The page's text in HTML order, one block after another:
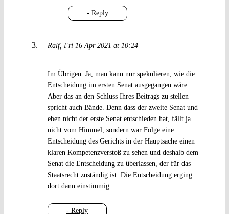
- Reply
Ralf Fri 16 Apr 2021 at 10:24
- Reply
Im Übrigen: Ja, man kann nur spekulieren, wie die
Entscheidung im ersten Senat ausgegangen wäre.
Aber das an den Schluss Ihres Beitrags zu stellen
spricht auch Bände. Denn dass der zweite Senat und
eben nicht der erste Senat entschieden hat, fällt ja
nicht vom Himmel, sondern war Folge eine
Entscheidung des Gerichts in der Hauptsache einen
klaren Kompetenzverstoß zu sehen und deshalb dem
Senat die Entscheidung zu überlassen, der für das
Staatsrecht zuständig ist. Die Entscheidung erging
dort dann einstimmig.